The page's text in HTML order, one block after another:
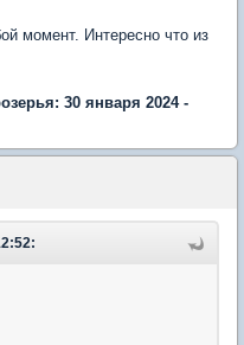
момент. Интересно что из
30 января 2024 -